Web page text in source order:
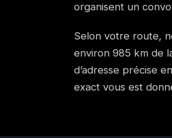
organisent un
Selon votre route,
environ 985 km de
d’adresse précise
exact vous est